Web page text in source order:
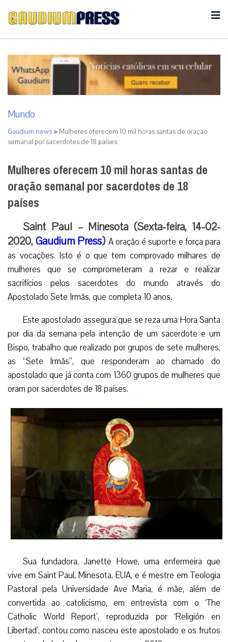
Mundo
Gaudium news > Mulheres oferecem 10 mil horas santas de oração
semanal por sacerdotes de 18 países
Mulheres oferecem 10 mil horas santas de
oração semanal por sacerdotes de 18
países
Saint Paul – Minesota (Sexta-feira, 14-02-
2020,Gaudium Press) A oração é suporte e força para
as vocações. Isto é o que tem comprovado milhares de
mulheres que se comprometeram a rezar e realizar
sacrifícios pelos sacerdotes do mundo através do
Apostolado Sete Irmãs, que completa 10 anos.
Este apostolado assegura que se reza uma Hora Santa
por dia da semana pela intenção de um sacerdote e um
Bispo, trabalho que realizado por grupos de sete mulheres,
as “Sete Irmãs”, que responderam ao chamado do
apostolado que já conta com 1360 grupos de mulheres que
oram por sacerdotes de 18 países.
Sua fundadora, Janette Howe, uma enfermeira que
vive em Saint Paul, Minesota, EUA, e é mestre em Teologia
Pastoral pela Universidade Ave Maria, é mãe, além de
convertida ao catolicismo, em entrevista com o ‘The
Catholic World Report’, reproduzida por ‘Religión en
Libertad’, contou como nasceu este apostolado e os frutos